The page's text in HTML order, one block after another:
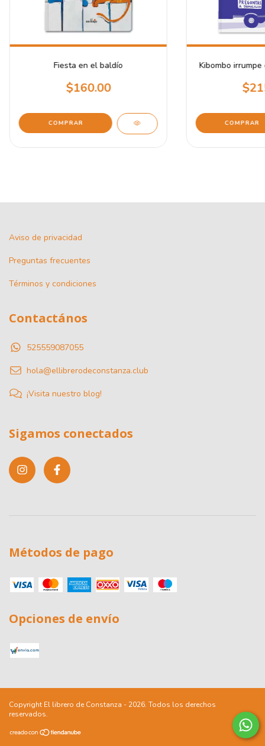
Fiesta en el baldío
$160.00
Kibombo
Aviso de privacidad
Preguntas frecuentes
Términos y condiciones
Contactános
525559087055
hola@ellibrerodeconstanza.club
¡Visita nuestro blog!
Sigamos conectados
Métodos de pago
Opciones de envío
Copyright El librero de Constanza - 2026. Todos los derechos
reservados.